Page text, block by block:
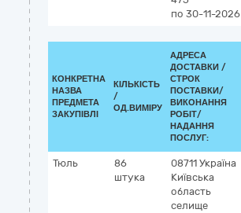
по 30-11-2026
КОНКРЕТНА
НАЗВА
ПРЕДМЕТА
ЗАКУПІВЛІ
КІЛЬКІСТЬ
/
ОД.ВИМІРУ
АДРЕСА
ДОСТАВКИ /
СТРОК
ПОСТАВКИ/
ВИКОНАННЯ
РОБІТ/
НАДАННЯ
ПОСЛУГ:
Тюль
86
штука
08711 Україна
Київська
область
селище